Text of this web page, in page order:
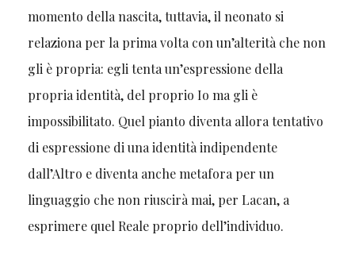
momento della nascita, tuttavia, il neonato si
relaziona per la prima volta con un’alterità che non
gli è propria: egli tenta un’espressione della
propria identità, del proprio Io ma gli è
impossibilitato. Quel pianto diventa allora tentativo
di espressione di una identità indipendente
dall’Altro e diventa anche metafora per un
linguaggio che non riuscirà mai, per Lacan, a
esprimere quel Reale proprio dell’individuo.